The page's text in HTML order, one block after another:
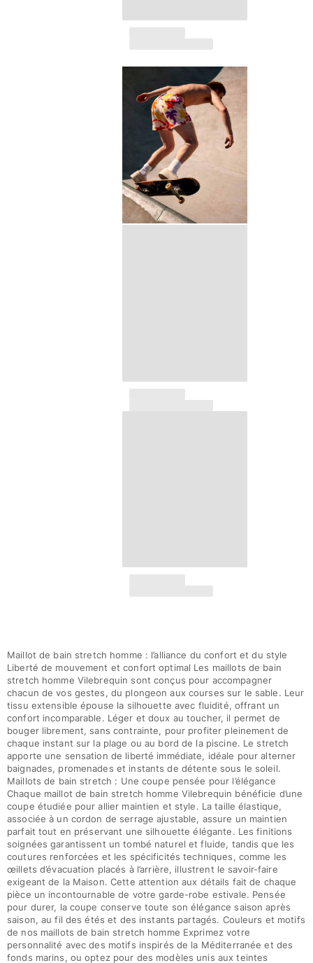
Maillot de bain stretch homme : l’alliance du confort et du style
Liberté de mouvement et confort optimal Les maillots de bain
stretch homme Vilebrequin sont conçus pour accompagner
chacun de vos gestes, du plongeon aux courses sur le sable. Leur
tissu extensible épouse la silhouette avec fluidité, offrant un
confort incomparable. Léger et doux au toucher, il permet de
bouger librement, sans contrainte, pour profiter pleinement de
chaque instant sur la plage ou au bord de la piscine. Le stretch
apporte une sensation de liberté immédiate, idéale pour alterner
baignades, promenades et instants de détente sous le soleil.
Maillots de bain stretch : Une coupe pensée pour l’élégance
Chaque maillot de bain stretch homme Vilebrequin bénéficie d’une
coupe étudiée pour allier maintien et style. La taille élastique,
associée à un cordon de serrage ajustable, assure un maintien
parfait tout en préservant une silhouette élégante. Les finitions
soignées garantissent un tombé naturel et fluide, tandis que les
coutures renforcées et les spécificités techniques, comme les
œillets d’évacuation placés à l’arrière, illustrent le savoir-faire
exigeant de la Maison. Cette attention aux détails fait de chaque
pièce un incontournable de votre garde-robe estivale. Pensée
pour durer, la coupe conserve toute son élégance saison après
saison, au fil des étés et des instants partagés. Couleurs et motifs
de nos maillots de bain stretch homme Exprimez votre
personnalité avec des motifs inspirés de la Méditerranée et des
fonds marins, ou optez pour des modèles unis aux teintes